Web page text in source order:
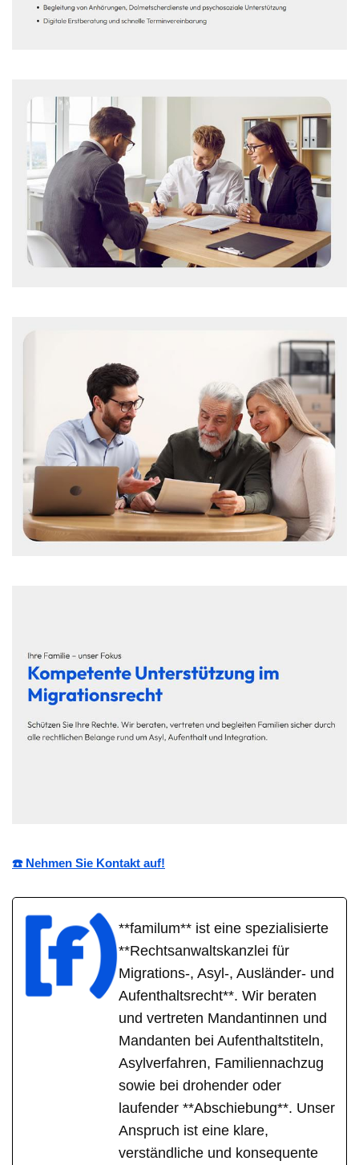
☎️ Nehmen Sie Kontakt auf!
**familum** ist eine spezialisierte
**Rechtsanwaltskanzlei für
Migrations-, Asyl-, Ausländer- und
Aufenthaltsrecht**. Wir beraten
und vertreten Mandantinnen und
Mandanten bei Aufenthaltstiteln,
Asylverfahren, Familiennachzug
sowie bei drohender oder
laufender **Abschiebung**. Unser
Anspruch ist eine klare,
verständliche und konsequente